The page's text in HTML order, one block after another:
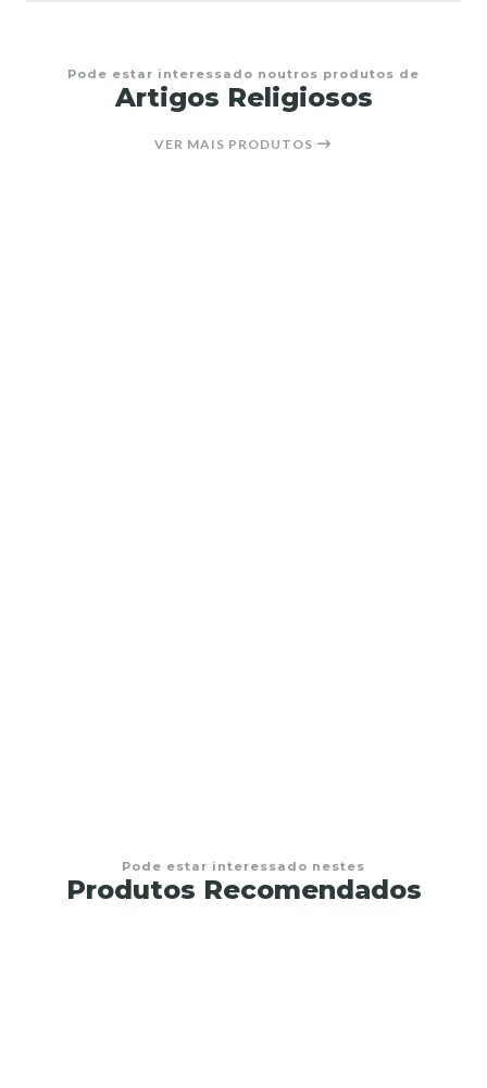
Pode estar interessado noutros produtos de
Artigos Religiosos
VER MAIS PRODUTOS
Pode estar interessado nestes
Produtos Recomendados